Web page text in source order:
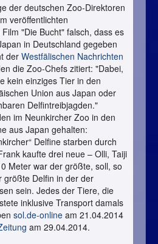
der deutschen Zoo-Direktoren
veröffentlichten
"Die Bucht" falsch, dass es
in Deutschland gegeben
der Westfälischen Nachrichten
die Zoo-Chefs zitiert: "Dabei,
kein einziges Tier in den
Union aus Japan oder
Delfintreibjagden."
im Neunkircher Zoo in den
aus Japan gehalten:
Delfine starben durch
kaufte drei neue – Olli, Taiji
Meter war der größte, soll, so
größte Delfin in der der
sein. Jedes der Tiere, die
inklusive Transport damals
sol.de-online am 21.04.2014
am 29.04.2014.